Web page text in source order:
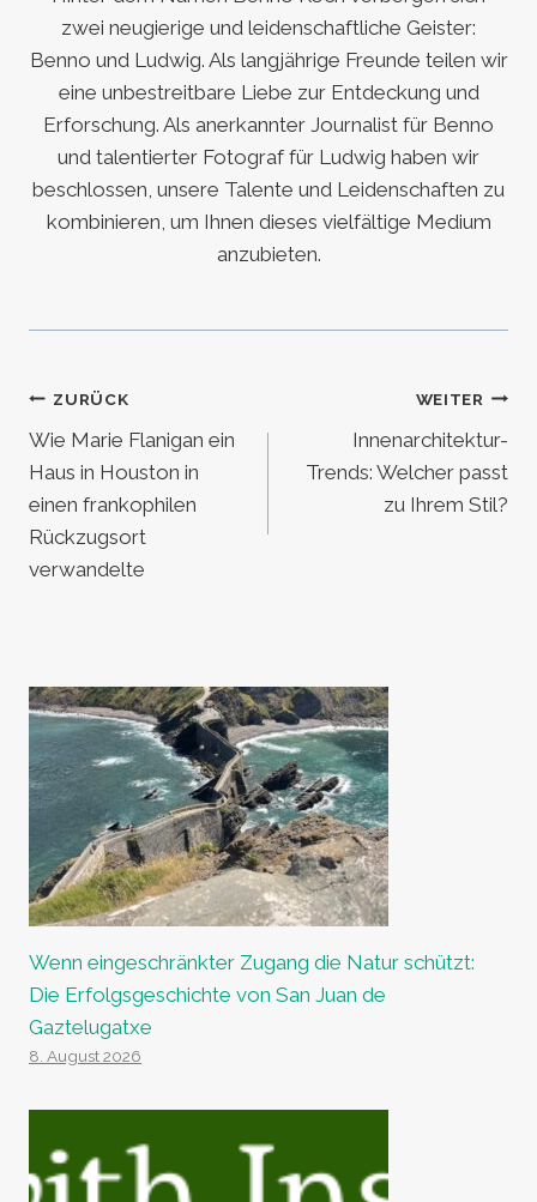
zwei neugierige und leidenschaftliche Geister:
Benno und Ludwig. Als langjährige Freunde teilen wir
eine unbestreitbare Liebe zur Entdeckung und
Erforschung. Als anerkannter Journalist für Benno
und talentierter Fotograf für Ludwig haben wir
beschlossen, unsere Talente und Leidenschaften zu
kombinieren, um Ihnen dieses vielfältige Medium
anzubieten.
Beitragsnavigation
ZURÜCK
Wie Marie Flanigan ein
Haus in Houston in
einen frankophilen
Rückzugsort
verwandelte
WEITER
Innenarchitektur-
Trends: Welcher passt
zu Ihrem Stil?
Wenn eingeschränkter Zugang die Natur schützt:
Die Erfolgsgeschichte von San Juan de
Gaztelugatxe
8. August 2026